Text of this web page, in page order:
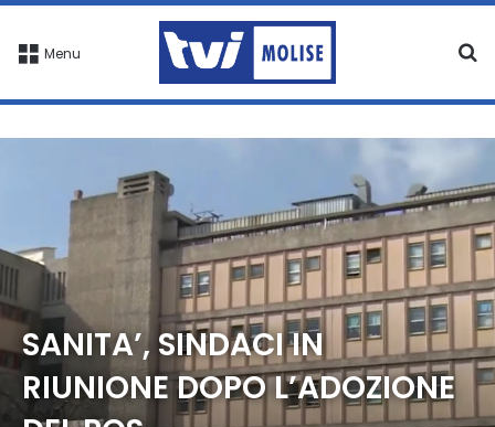
Menu
SANITA’, SINDACI IN
RIUNIONE DOPO L’ADOZIONE